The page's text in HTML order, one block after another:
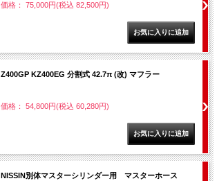
価格： 75,000円(税込 82,500円)
Z400GP KZ400EG 分割式 42.7π (改) マフラー
価格： 54,800円(税込 60,280円)
NISSIN別体マスターシリンダー用 マスターホース